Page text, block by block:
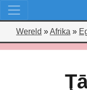
Wereld »Afrika »